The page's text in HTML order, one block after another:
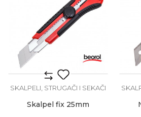
SKALPELI, STRUGAČI I SEKAČI
Skalpel fix 25mm